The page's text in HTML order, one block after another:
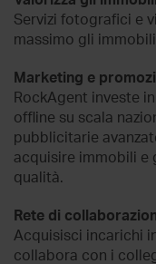
Servizi fotografici e
massimo gli
Marketing e
RockAgent investe
offline su scala
pubblicitarie
acquisire immobili e
qualità.
Rete di
Acquisisci incarichi
collabora con i